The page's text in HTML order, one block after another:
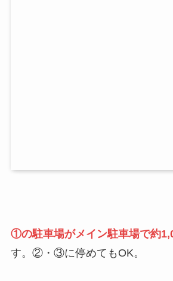
①の駐車場がメイン駐車場で約
す。②・③に停めてもOK。